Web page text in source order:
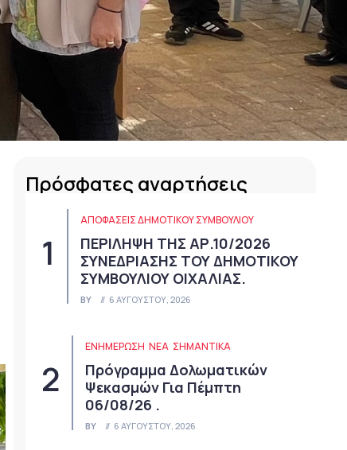
Πρόσφατες αναρτήσεις
ΑΠΟΦΆΣΕΙΣ ΔΗΜΟΤΙΚΟΎ ΣΥΜΒΟΥΛΊΟΥ
ΠΕΡΙΛΗΨΗ ΤΗΣ ΑΡ.10/2026
ΣΥΝΕΔΡΙΑΣΗΣ ΤΟΥ ΔΗΜΟΤΙΚΟΥ
ΣΥΜΒΟΥΛΙΟΥ ΟΙΧΑΛΙΑΣ.
BY 6 ΑΥΓΟΎΣΤΟΥ, 2026
ΕΝΗΜΕΡΩΣΗ ΝΈΑ ΣΗΜΑΝΤΙΚΆ
Πρόγραμμα Δολωματικών
Ψεκασμών Για Πέμπτη
06/08/26 .
BY 6 ΑΥΓΟΎΣΤΟΥ, 2026